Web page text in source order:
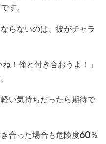
す。
らないのは、彼がチャラ
！俺と付き合おうよ！」
い気持ちだったら期待で
合った場合も危険度60％